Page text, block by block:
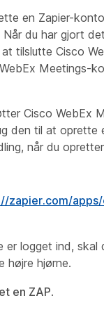
en Zapier-
Når du har gjort
tilslutte Cisco
Meetings-
Cisco WebEx
den til at oprette
når du
zapier.com/
er logget ind, skal
højre hjørne.
en ZAP.